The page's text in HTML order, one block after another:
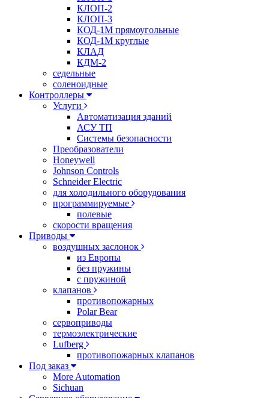
КЛОП-2
КЛОП-3
КОД-1М прямоугольные
КОД-1М круглые
КЛАД
КДМ-2
седельные
соленоидные
Контроллеры
Услуги
Автоматизация зданий
АСУ ТП
Системы безопасности
Преобразователи
Honeywell
Johnson Controls
Schneider Electric
для холодильного оборудования
программируемые
полевые
скорости вращения
Приводы
воздушных заслонок
из Европы
без пружины
с пружиной
клапанов
противопожарных
Polar Bear
сервоприводы
термоэлектрические
Lufberg
противопожарных клапанов
Под заказ
More Automation
Sichuan